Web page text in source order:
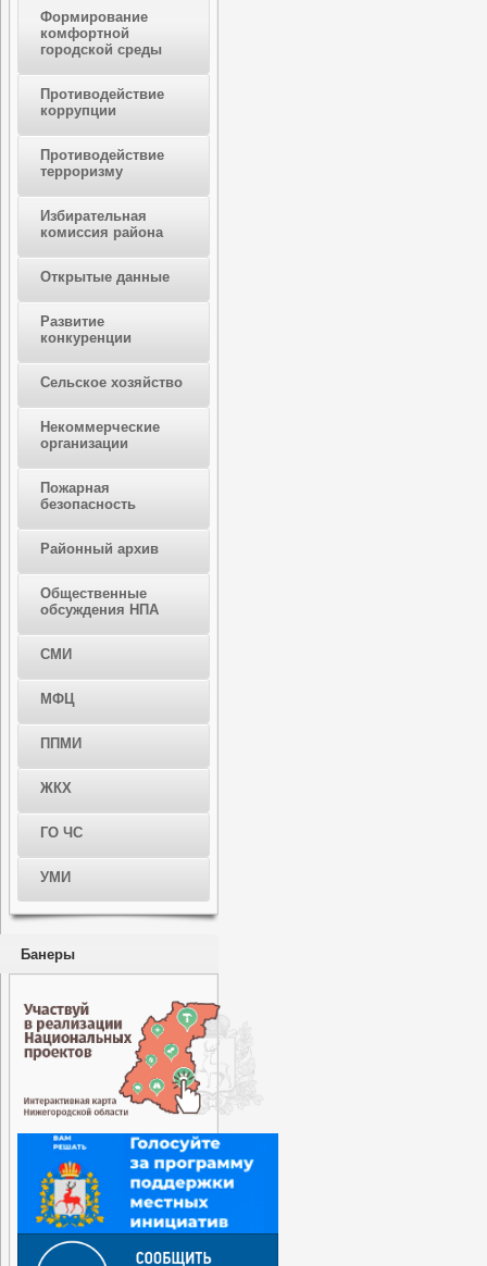
Формирование
комфортной
городской среды
Противодействие
коррупции
Противодействие
терроризму
Избирательная
комиссия района
Открытые данные
Развитие
конкуренции
Сельское хозяйство
Некоммерческие
организации
Пожарная
безопасность
Районный архив
Общественные
обсуждения НПА
СМИ
МФЦ
ППМИ
ЖКХ
ГО ЧС
УМИ
Банеры